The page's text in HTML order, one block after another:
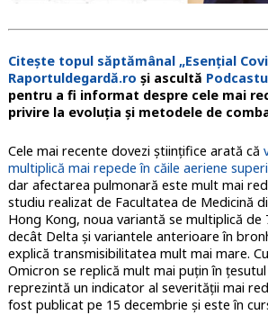
Citește topul săptămânal „Esențial
Raportuldegardă.ro și ascultă
pentru a fi informat despre cele mai
privire la evoluția și metodele de
Cele mai recente dovezi științifice arată că
multiplică mai repede în căile aeriene
dar afectarea pulmonară este mult mai
studiu realizat de Facultatea de Medicină
Hong Kong, noua variantă se multiplică de
decât Delta și variantele anterioare în
explică transmisibilitatea mult mai mare.
Omicron se replică mult mai puțin în
reprezintă un indicator al severității mai
fost publicat pe 15 decembrie și este în